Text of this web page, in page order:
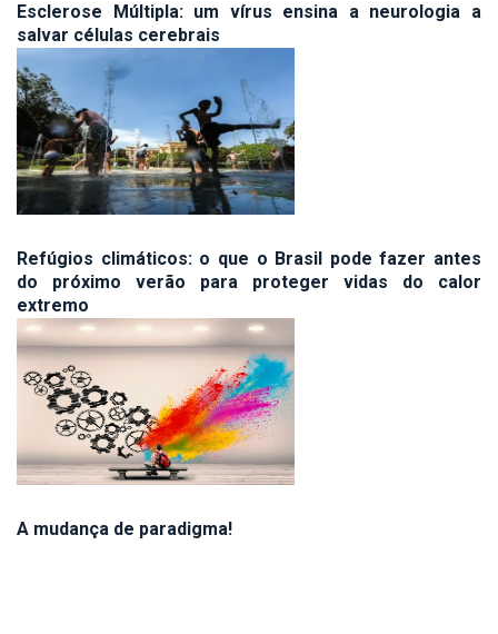
Esclerose Múltipla: um vírus ensina a neurologia a
salvar células cerebrais
Refúgios climáticos: o que o Brasil pode fazer antes
do próximo verão para proteger vidas do calor
extremo
A mudança de paradigma!